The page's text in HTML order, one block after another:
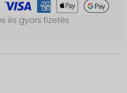
és gyors fizetés